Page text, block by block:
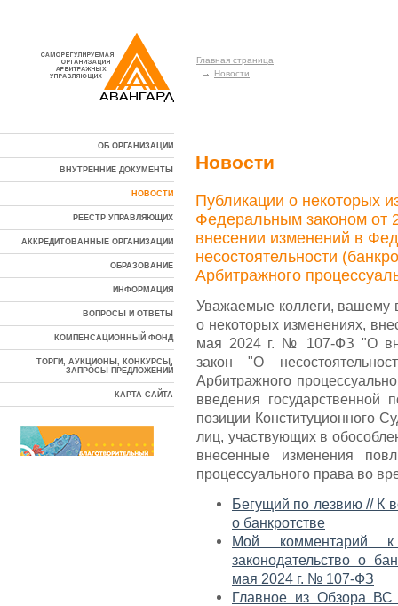
Главная страница
Новости
ОБ ОРГАНИЗАЦИИ
ВНУТРЕННИЕ ДОКУМЕНТЫ
НОВОСТИ
РЕЕСТР УПРАВЛЯЮЩИХ
АККРЕДИТОВАННЫЕ ОРГАНИЗАЦИИ
ОБРАЗОВАНИЕ
ИНФОРМАЦИЯ
ВОПРОСЫ И ОТВЕТЫ
КОМПЕНСАЦИОННЫЙ ФОНД
ТОРГИ, АУКЦИОНЫ, КОНКУРСЫ,
ЗАПРОСЫ ПРЕДЛОЖЕНИЙ
КАРТА САЙТА
Новости
Публикации о некоторых
Федеральным законом
внесении изменений в
несостоятельности
Арбитражного
Уважаемые коллеги, вашему
о некоторых изменениях,
мая 2024 г. № 107-ФЗ "О
закон "О
Арбитражного
введения
позиции Конституционного
лиц, участвующих в
внесенные изменения
процессуального права во
Бегущий по лезвию // К
о банкротстве
Мой комментарий
законодательство о
мая 2024 г. № 107-ФЗ
Главное из Обзора